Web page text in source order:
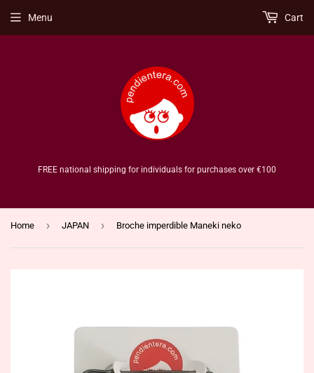
FREE national shipping for individuals for purchases over €100
Menu Cart
Home › JAPAN › Broche imperdible Maneki neko